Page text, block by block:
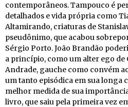
contemporâneos. Tampouco é
detalhados e vida própria como
Altamirando, criaturas de
pseudônimo, que acabou
Sérgio Porto. João Brandão
a princípio, como um alter ego
Andrade, gauche como convém
um tanto episódica em sua longa
melhor medida de sua
livro, que saiu pela primeira vez